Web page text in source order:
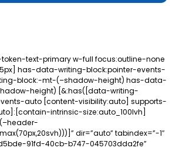
token-text-primary w-full focus:outline-none
has-data-writing-block:pointer-events-
block:-mt-(–shadow-height) has-data-
height) [&:has([data-writing-
auto [content-visibility:auto] supports-
intrinsic-size:auto_100lvh]
dir=”auto” tabindex=”-1″
91fd-40cb-b747-045703dda2fe”